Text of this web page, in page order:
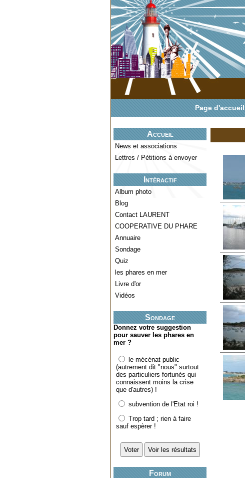
Page d'accueil
Accueil
News et associations
Lettres / Pétitions à envoyer
Intéractif
Album photo
Blog
Contact LAURENT
COOPERATIVE DU PHARE
Annuaire
Sondage
Quiz
les phares en mer
Livre d'or
Vidéos
Sondage
Donnez votre suggestion
pour sauver les phares en
mer ?
le mécénat public
(autrement dit "nous" surtout
des particuliers fortunés qui
connaissent moins la crise
que d'autres) !
subvention de l'Etat roi !
Trop tard ; rien à faire
sauf espèrer !
Forum